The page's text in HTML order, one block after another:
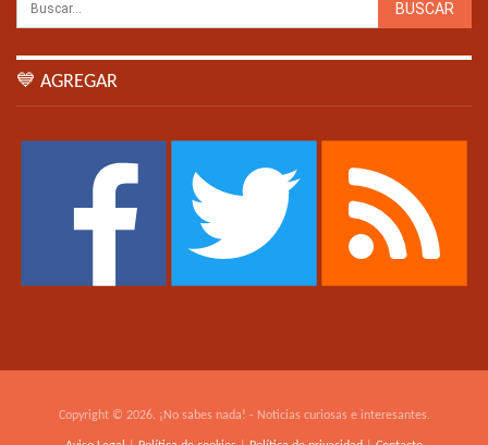
💙 AGREGAR
Copyright © 2026. ¡No sabes nada! - Noticias curiosas e interesantes.